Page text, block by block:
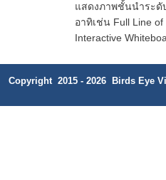
แสดงภาพชั้นนำระดั
อาทิเช่น Full Line
Interactive
Copyright 2015 - 2026 Birds Eye